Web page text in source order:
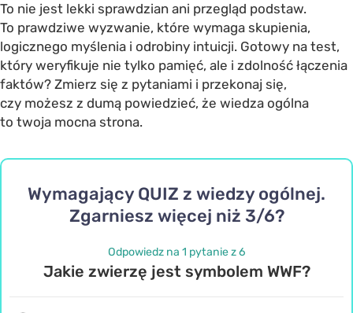
To nie jest lekki sprawdzian ani przegląd podstaw.
To prawdziwe wyzwanie, które wymaga skupienia,
logicznego myślenia i odrobiny intuicji. Gotowy na test,
który weryfikuje nie tylko pamięć, ale i zdolność łączenia
faktów? Zmierz się z pytaniami i przekonaj się,
czy możesz z dumą powiedzieć, że wiedza ogólna
to twoja mocna strona.
Wymagający QUIZ z wiedzy ogólnej.
Zgarniesz więcej niż 3/6?
Odpowiedz na 1 pytanie z 6
Jakie zwierzę jest symbolem WWF?